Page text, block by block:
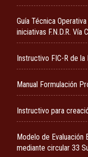
Guía Técnica
iniciativas F.N.D.R. Vía
Instructivo FIC-R de
Manual Formulación
Instructivo para
Modelo de Evaluación
mediante circular 33